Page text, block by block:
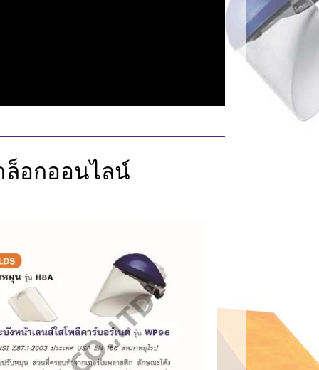
อกออนไลน์